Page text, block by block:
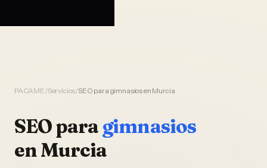
PACAME/Servicios/SEO para gimnasios en Murcia
SEOpara gimnasios
enMurcia